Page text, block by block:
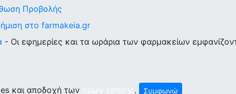
Προβολής
στο farmakeia.gr
- Οι εφημερίες και τα ωράρια των φαρμακείων
και αποδοχή των . Συμφωνώ